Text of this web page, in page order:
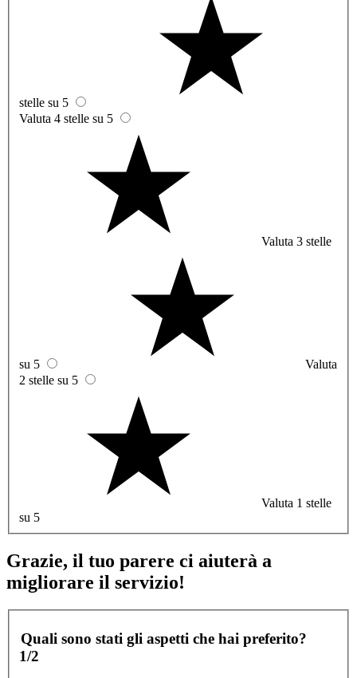
stelle su 5
Valuta 4 stelle su 5
Valuta 3 stelle
su 5
Valuta
2 stelle su 5
Valuta 1 stelle
su 5
Grazie, il tuo parere ci aiuterà a
migliorare il servizio!
Quali sono stati gli aspetti che hai preferito?
1/2